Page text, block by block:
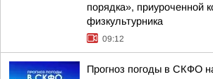
порядка», приуроченной
физкультурника
09:12
Прогноз погоды в СКФО